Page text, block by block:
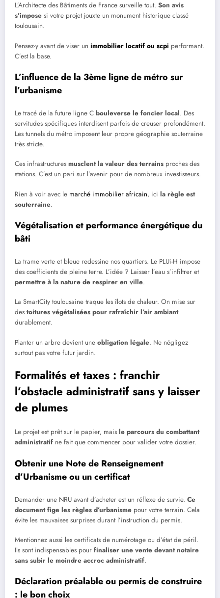
L’Architecte des Bâtiments de France surveille tout. Son avis
s’impose si votre projet jouxte un monument historique classé
toulousain.
Pensez-y avant de viser un immobilier locatif ou scpi performant.
C’est la base.
L’influence de la 3ème ligne de métro sur
l’urbanisme
Le tracé de la future ligne C bouleverse le foncier local. Des
servitudes spécifiques interdisent parfois de creuser profondément.
Les tunnels du métro imposent leur propre géographie souterraine
très stricte.
Ces infrastructures musclent la valeur des terrains proches des
stations. C’est un pari sur l’avenir pour de nombreux investisseurs.
Rien à voir avec le marché immobilier africain, ici la règle est
souterraine.
Végétalisation et performance énergétique du
bâti
La trame verte et bleue redessine nos quartiers. Le PLUi-H impose
des coefficients de pleine terre. L’idée ? Laisser l’eau s’infiltrer et
permettre à la nature de respirer en ville.
La SmartCity toulousaine traque les îlots de chaleur. On mise sur
des toitures végétalisées pour rafraîchir l’air ambiant
durablement.
Planter un arbre devient une obligation légale. Ne négligez
surtout pas votre futur jardin.
Formalités et taxes : franchir
l’obstacle administratif sans y laisser
de plumes
Le projet est prêt sur le papier, mais le parcours du combattant
administratif ne fait que commencer pour valider votre dossier.
Obtenir une Note de Renseignement
d’Urbanisme ou un certificat
Demander une NRU avant d’acheter est un réflexe de survie. Ce
document fige les règles d’urbanisme pour votre terrain. Cela
évite les mauvaises surprises durant l’instruction du permis.
Mentionnez aussi les certificats de numérotage ou d’état de péril.
Ils sont indispensables pour finaliser une vente devant notaire
sans subir le moindre accroc administratif.
Déclaration préalable ou permis de construire
: le bon choix